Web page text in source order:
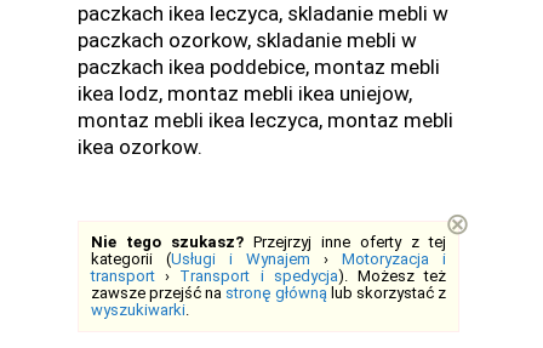
paczkach ikea leczyca, skladanie mebli w
paczkach ozorkow, skladanie mebli w
paczkach ikea poddebice, montaz mebli
ikea lodz, montaz mebli ikea uniejow,
montaz mebli ikea leczyca, montaz mebli
ikea ozorkow.
Nie tego szukasz? Przejrzyj inne oferty z tej
kategorii (Usługi i Wynajem › Motoryzacja i
transport › Transport i spedycja). Możesz też
zawsze przejść na stronę głównąlub skorzystać z
wyszukiwarki.
⊗